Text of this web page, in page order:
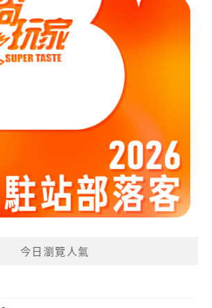
今日瀏覽人氣